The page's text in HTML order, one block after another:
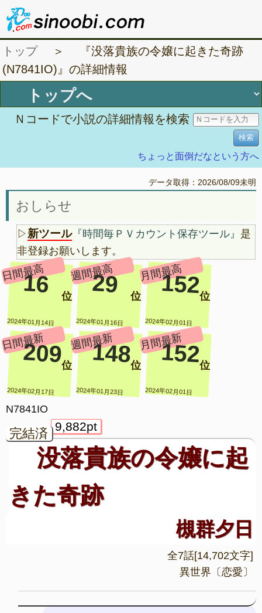
トップ＞ 『没落貴族の令嬢に起きた奇跡
(N7841IO)』の詳細情報
Ｎコードで小説の詳細情報を検索
ちょっと面倒だなという方へ
データ取得：2026/08/09未明
おしらせ
▷ 新ツール『時間毎ＰＶカウント保存ツール』 是
非登録お願いします。
日間最高
16 位
2024年01月14日
週間最高
29 位
2024年01月16日
月間最高
152位
2024年02月01日
日間最新
209位
2024年02月17日
週間最新
148位
2024年01月23日
月間最新
152位
2024年02月01日
N7841IO
9,882pt
完結済
没落貴族の令嬢に起
きた奇跡
槻群夕日
全7話[14,702文字]
異世界〔恋愛〕